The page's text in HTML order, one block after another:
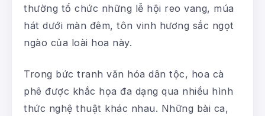
thường tổ chức những lễ hội reo vang, múa
hát dưới màn đêm, tôn vinh hương sắc ngọt
ngào của loài hoa này.
Trong bức tranh văn hóa dân tộc, hoa cà
phê được khắc họa đa dạng qua nhiều hình
thức nghệ thuật khác nhau. Những bài ca,